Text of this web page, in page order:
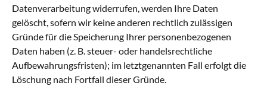
Datenverarbeitung widerrufen, werden Ihre Daten
gelöscht, sofern wir keine anderen rechtlich zulässigen
Gründe für die Speicherung Ihrer personenbezogenen
Daten haben (z. B. steuer- oder handelsrechtliche
Aufbewahrungsfristen); im letztgenannten Fall erfolgt die
Löschung nach Fortfall dieser Gründe.